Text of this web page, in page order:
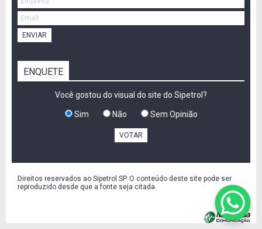
ENVIAR
ENQUETE
Você gostou do visual do site do Sipetrol?
Sim Não Sem Opinião
VOTAR
Direitos reservados ao Sipetrol SP. O conteúdo deste site pode ser
reproduzido desde que a fonte seja citada.